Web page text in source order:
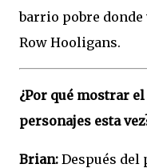
barrio pobre
Row Hooligans.
¿Por qué mostrar
personajes esta
Brian: Después